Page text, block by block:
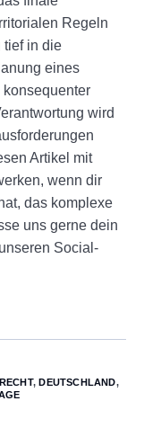
Regeln
tief in die
eines
wird
Artikel mit
wenn dir
das komplexe
uns gerne dein
Social-
,DEUTSCHLAND,